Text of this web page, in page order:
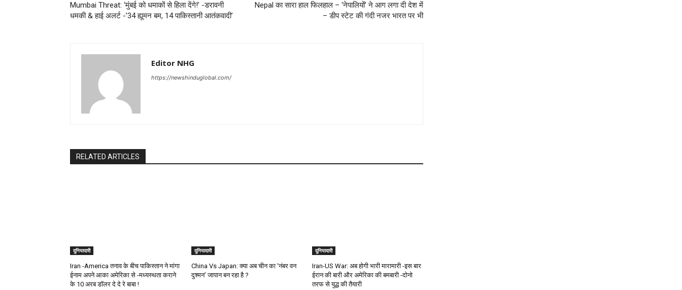
Mumbai Threat: ‘मुंबई को धमाकों से हिला देंगे!’ -डरावनी
धमकी & हाई अलर्ट -’34 ह्यूमन बम, 14 पाकिस्तानी आतंकवादी’
Nepal का सारा हाल फिलहाल – ‘नेपालियों’ ने आग लगा दी देश में
– डीप स्टेट की गंदी नजर भारत पर भी
Editor NHG
https://newshinduglobal.com/
RELATED ARTICLES
दुनियादारी
Iran -America तनाव के बीच पाकिस्तान ने मांगा
ईनाम अपने आका अमेरिका से -मध्यस्थता कराने
के 10 अरब डॉलर दे दे रे बाबा !
दुनियादारी
China Vs Japan: क्या अब चीन का ‘नंबर वन
दुश्मन’ जापान बन रहा है ?
दुनियादारी
Iran-US War: अब होगी भारी मारामारी -इस बार
ईरान की बारी और अमेरिका की बमबारी -दोनो
तरफ से युद्ध की तैयारी